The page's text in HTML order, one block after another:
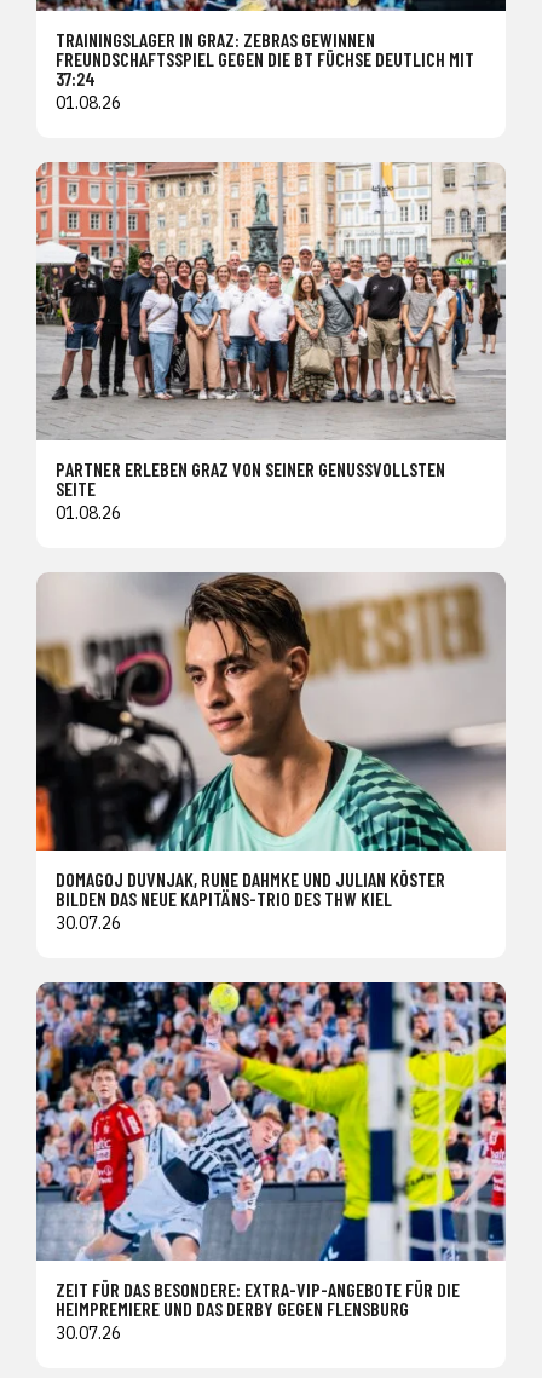
TRAININGSLAGER IN GRAZ: ZEBRAS GEWINNEN
FREUNDSCHAFTSSPIEL GEGEN DIE BT FÜCHSE DEUTLICH MIT
37:24
01.08.26
PARTNER ERLEBEN GRAZ VON SEINER GENUSSVOLLSTEN
SEITE
01.08.26
DOMAGOJ DUVNJAK, RUNE DAHMKE UND JULIAN KÖSTER
BILDEN DAS NEUE KAPITÄNS-TRIO DES THW KIEL
30.07.26
ZEIT FÜR DAS BESONDERE: EXTRA-VIP-ANGEBOTE FÜR DIE
HEIMPREMIERE UND DAS DERBY GEGEN FLENSBURG
30.07.26